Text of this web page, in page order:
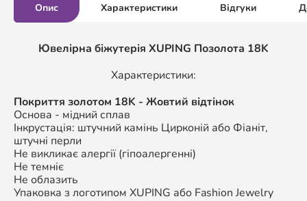
Опис Характеристики Відгуки
Ювелірна біжутерія XUPING Позолота 18K
Характеристики:
Покриття золотом 18K - Жовтий відтінок
Основа - мідний сплав
Інкрустація: штучний камінь Цирконій або Фіаніт,
штучні перли
Не викликає алергії (гіпоалергенні)
Не темніє
Не облазить
Упаковка з логотипом XUPING або Fashion Jewelry